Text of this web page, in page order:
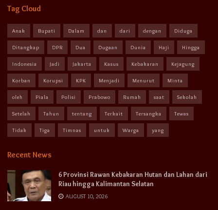
Tag Cloud
Anak Bupati Dalam dan dari dengan Diduga
Ditangkap DPR Dua Dugaan Dunia Haji Hingga
Indonesia Jadi Jakarta Kasus Kebakaran Kejagung
Korban Korupsi KPK Menjadi Menurut Minta
oleh Piala Polisi Prabowo Rumah saat Sekolah
Setelah Tahun tentang Terkait Tersangka Tewas
Tidak Tiga Timnas untuk Warga yang
Recent News
6 Provinsi Rawan Kebakaran Hutan dan Lahan dari
Riau hingga Kalimantan Selatan
AUGUST 10, 2026